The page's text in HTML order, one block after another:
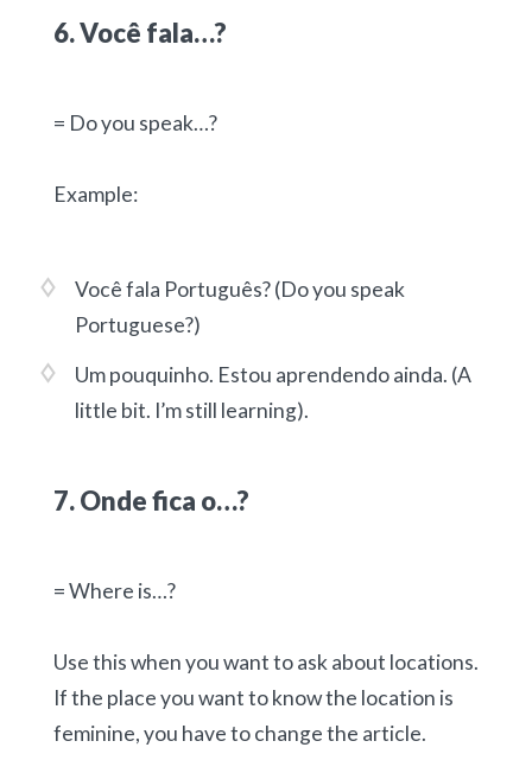
6. Você fala…?
= Do you speak…?
Example:
Você fala Português?(Do you speak
Portuguese?)
Um pouquinho. Estou aprendendo ainda. (A
little bit. I’m still learning).
7. Onde fica o…?
= Where is…?
Use this when you want to ask about locations.
If the place you want to know the location is
feminine, you have to change the article.